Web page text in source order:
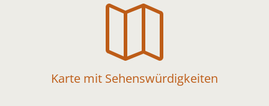

Karte mit Sehenswürdigkeiten